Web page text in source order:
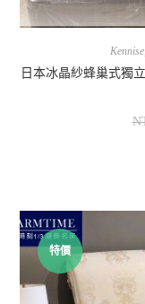
Kennise
日本冰晶紗蜂巢式獨
特價